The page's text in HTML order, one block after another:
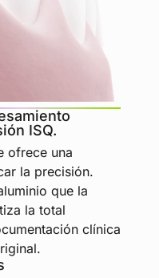
CLÍNICAMENTE
ISQ.
ofrece una
la precisión.
que la
la total
clínica